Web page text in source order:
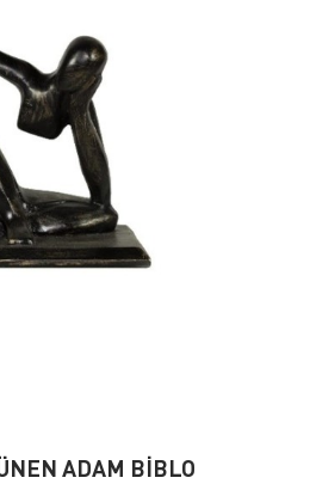
ADAM BİBLO